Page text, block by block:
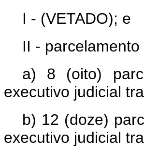
I - (VETADO); e
II -
a) 8 (oito)
executivo judicial
b) 12 (doze)
executivo judicial